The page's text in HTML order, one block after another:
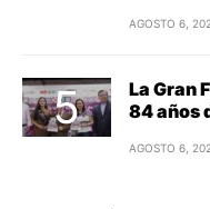
AGOSTO 6,
La Gran
84 años
AGOSTO 6,